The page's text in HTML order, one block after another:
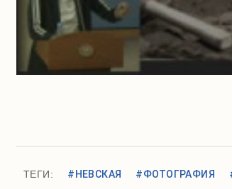
ТЕГИ: #НЕВСКАЯ #ФОТОГРАФИЯ